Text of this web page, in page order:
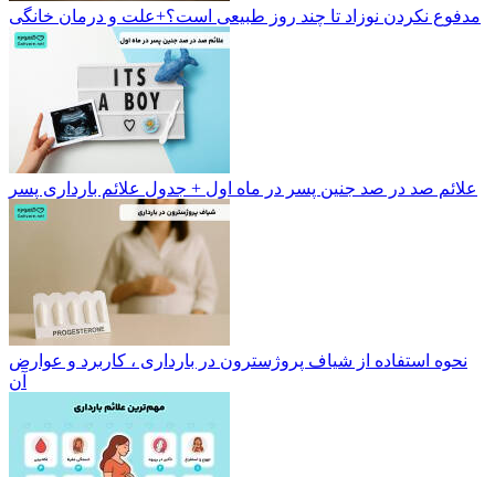
مدفوع نکردن نوزاد تا چند روز طبیعی است؟+علت و درمان خانگی
علائم صد در صد جنین پسر در ماه اول + جدول علائم بارداری پسر
نحوه استفاده از شیاف پروژسترون در بارداری ، کاربرد و عوارض
آن